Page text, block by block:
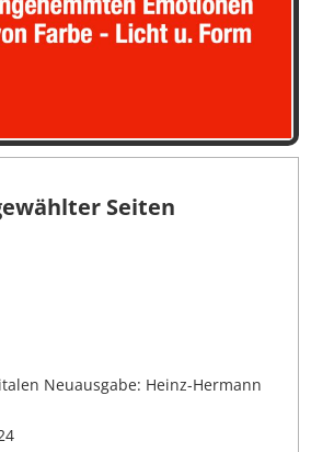
Seiten
Neuausgabe: Heinz-Hermann